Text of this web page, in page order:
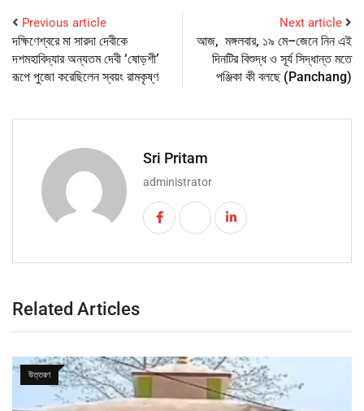
Previous article
দক্ষিণেশ্বরে মা সারদা দেবীকে
দশমহাবিদ্যার অন্যতম দেবী ‘ষোড়শী’
রূপে পুজো করেছিলেন স্বয়ং রামকৃষ্ণ
Next article
আজ, মঙ্গলবার, ১৯ মে–জেনে নিন এই
দিনটির বিশুদ্ধ ও সূর্য সিদ্ধান্ত মতে
পঞ্জিকা কী বলছে (Panchang)
Sri Pritam
administrator
Related Articles
উত্তরণ